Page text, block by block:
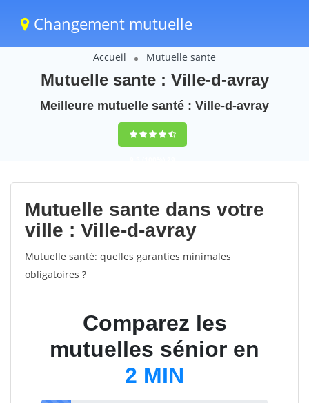
Changement mutuelle
Accueil Mutuelle sante
Mutuelle sante : Ville-d-avray
Meilleure mutuelle santé : Ville-d-avray
9,5(100%)29
votes
Mutuelle sante dans votre
ville : Ville-d-avray
Mutuelle santé: quelles garanties minimales
obligatoires ?